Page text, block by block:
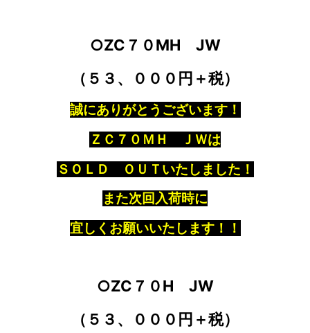
○ZC７０MH JW
（５３、０００円＋税）
誠にありがとうございます！
ＺＣ７０ＭＨ ＪＷは
ＳＯＬＤ ＯＵＴいたしました！
また次回入荷時に
宜しくお願いいたします！！
○ZC７０H JW
（５３、０００円＋税）